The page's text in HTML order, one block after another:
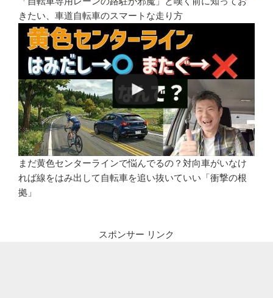
きたい、車道自転車のスマートな走り方
まだ黄色センターラインで悩んでるの？対向車がいなけ
れば線をはみ出して自転車を追い抜いていい「衝撃の根
拠」
スポンサー リンク